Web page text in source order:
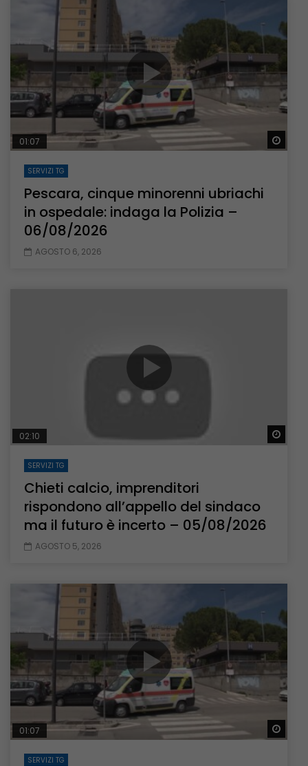
01:07
SERVIZI TG
Pescara, cinque minorenni ubriachi
in ospedale: indaga la Polizia –
06/08/2026
AGOSTO 6, 2026
02:10
SERVIZI TG
Chieti calcio, imprenditori
rispondono all’appello del sindaco
ma il futuro è incerto – 05/08/2026
AGOSTO 5, 2026
01:07
SERVIZI TG